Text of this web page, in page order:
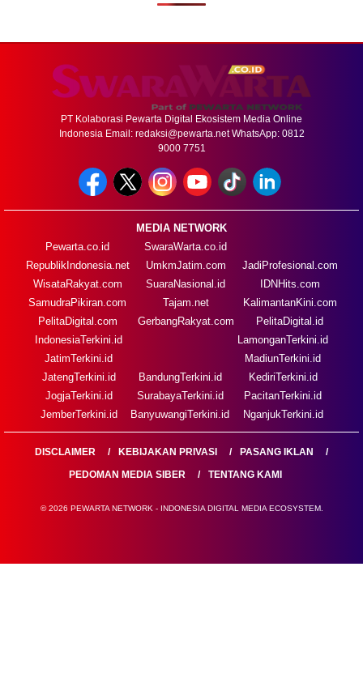
PT Kolaborasi Pewarta Digital Ekosistem Media Online
Indonesia Email: redaksi@pewarta.netWhatsApp: 0812
9000 7751
MEDIA NETWORK
Pewarta.co.id
RepublikIndonesia.net
WisataRakyat.com
SamudraPikiran.com
PelitaDigital.com
SwaraWarta.co.id
UmkmJatim.com
SuaraNasional.id
Tajam.net
GerbangRakyat.com
JadiProfesional.com
IDNHits.com
KalimantanKini.com
PelitaDigital.id
IndonesiaTerkini.id
JatimTerkini.id
JatengTerkini.id
JogjaTerkini.id
JemberTerkini.id
BandungTerkini.id
SurabayaTerkini.id
BanyuwangiTerkini.id
LamonganTerkini.id
MadiunTerkini.id
KediriTerkini.id
PacitanTerkini.id
NganjukTerkini.id
DISCLAIMER KEBIJAKAN PRIVASI
PASANG IKLAN
PEDOMAN MEDIA SIBER
TENTANG KAMI
© 2026 PEWARTA NETWORK - INDONESIA DIGITAL MEDIA ECOSYSTEM.